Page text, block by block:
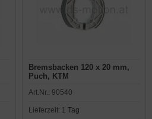
Bremsbacken 120 x 20 mm,
Puch, KTM
Art.Nr.: 90540
Lieferzeit: 1 Tag